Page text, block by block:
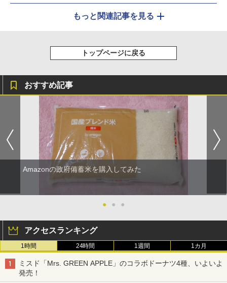
もっと関連記事を見る
トップページに戻る
おすすめ記事
Amazonの政府備蓄米を購入してみた
● ● ●
アクセスランキング
1時間 24時間 1週間 1カ月
ミスド「Mrs. GREEN APPLE」のコラボドーナツ4種、いよいよ
発売！